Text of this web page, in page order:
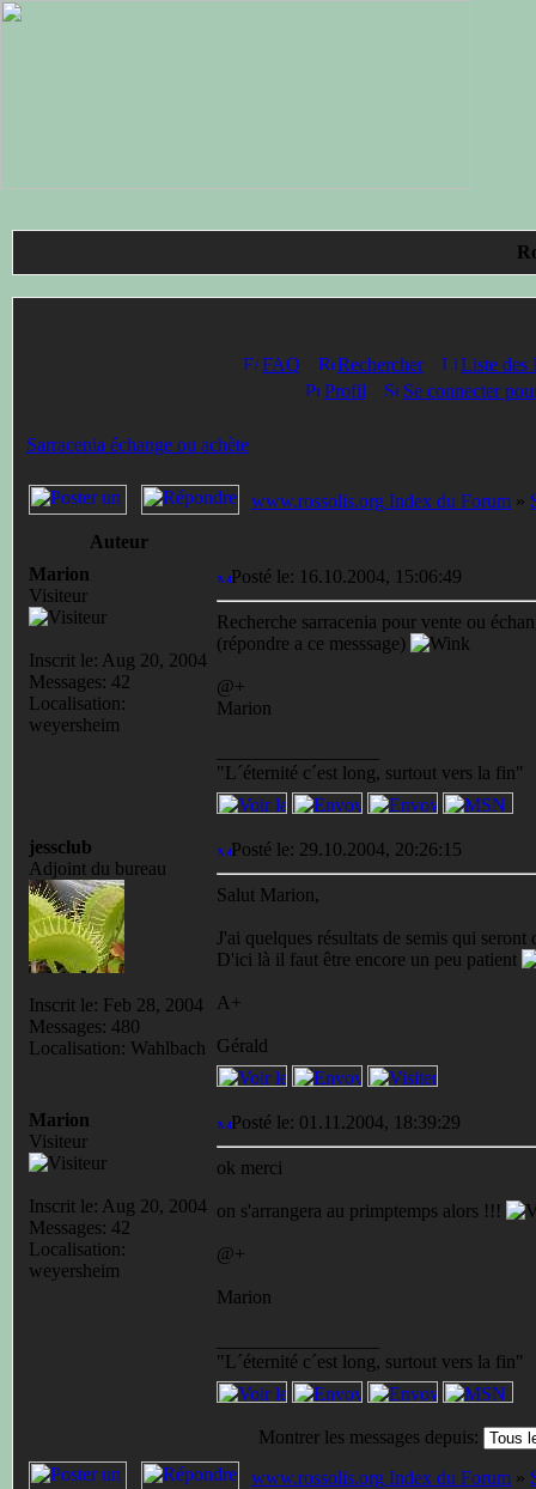
FAQ Rechercher
Liste des
Profil
Se connecter
Sarracenia échange ou achète
www.rossolis.org Index du Forum »
Auteur
Marion
Visiteur
Inscrit le: Aug 20, 2004
Messages: 42
Localisation:
weyersheim
Posté le: 16.10.2004, 15:06:49
Recherche sarracenia pour vente ou
(répondre a ce messsage)
@+
Marion
"L´éternité c´est long, surtout vers la fin"
jessclub
Adjoint du bureau
Inscrit le: Feb 28, 2004
Messages: 480
Localisation: Wahlbach
Posté le: 29.10.2004, 20:26:15
Salut Marion,
J'ai quelques résultats de semis qui
D'ici là il faut être encore un peu patient
A+
Gérald
Marion
Visiteur
Inscrit le: Aug 20, 2004
Messages: 42
Localisation:
weyersheim
Posté le: 01.11.2004, 18:39:29
ok merci
on s'arrangera au primptemps alors !!!
@+
Marion
"L´éternité c´est long, surtout vers la fin"
Montrer les messages depuis:
www.rossolis.org Index du Forum »